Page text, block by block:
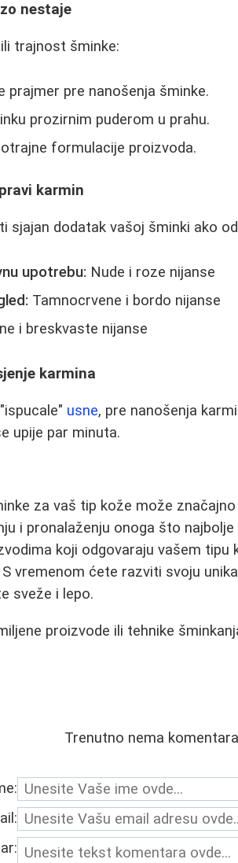
nestaje
trajnost šminke:
prajmer pre nanošenja šminke.
prozirnim puderom u prahu.
formulacije proizvoda.
karmin
sjajan dodatak vašoj šminki ako
upotrebu: Nude i roze nijanse
Tamnocrvene i bordo nijanse
i breskvaste nijanse
karmina
usne, pre nanošenja
upije par minuta.
za vaš tip kože može
i pronalaženju onoga što
koji odgovaraju vašem
vremenom ćete razviti svoju
sveže i lepo.
proizvode ili tehnike
Trenutno nema